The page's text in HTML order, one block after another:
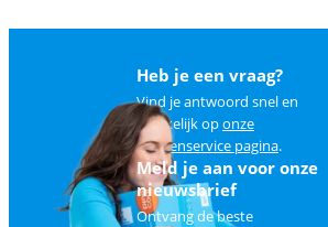
Heb je een vraag?
Vind je antwoord snel en
makkelijk oponze
klantenservice pagina.
Meld je aan voor onze
nieuwsbrief
Ontvang de beste